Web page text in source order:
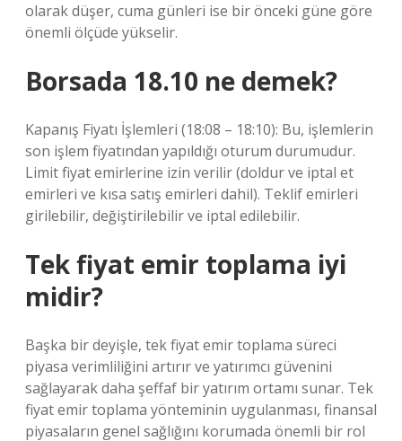
olarak düşer, cuma günleri ise bir önceki güne göre
önemli ölçüde yükselir.
Borsada 18.10 ne demek?
Kapanış Fiyatı İşlemleri (18:08 – 18:10): Bu, işlemlerin
son işlem fiyatından yapıldığı oturum durumudur.
Limit fiyat emirlerine izin verilir (doldur ve iptal et
emirleri ve kısa satış emirleri dahil). Teklif emirleri
girilebilir, değiştirilebilir ve iptal edilebilir.
Tek fiyat emir toplama iyi
midir?
Başka bir deyişle, tek fiyat emir toplama süreci
piyasa verimliliğini artırır ve yatırımcı güvenini
sağlayarak daha şeffaf bir yatırım ortamı sunar. Tek
fiyat emir toplama yönteminin uygulanması, finansal
piyasaların genel sağlığını korumada önemli bir rol